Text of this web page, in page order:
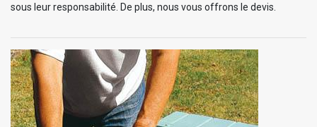
sous leur responsabilité. De plus, nous vous offrons le devis.